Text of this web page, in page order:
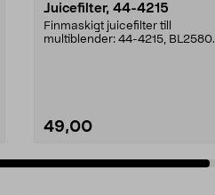
Juicefilter, 44-4215
Finmaskigt juicefilter till
multiblender: 44-4215, BL2580.
49,00